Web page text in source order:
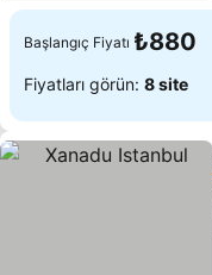
Başlangıç Fiyatı ₺880
Fiyatları görün: 8 site